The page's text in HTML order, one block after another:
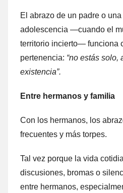
El abrazo de un padre o
adolescencia —cuando el
territorio incierto— funciona
pertenencia: “no estás solo,
existencia”.
Entre hermanos y familia
Con los hermanos, los
frecuentes y más torpes.
Tal vez porque la vida
discusiones, bromas o
entre hermanos,